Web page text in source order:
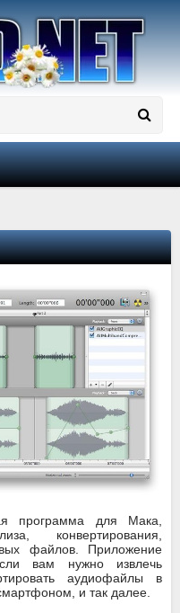
программа для Мака,
конвертирования,
файлов. Приложение
вам нужно извлечь
аудиофайлы в
и так далее.